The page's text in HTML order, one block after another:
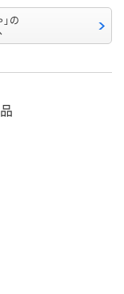
の